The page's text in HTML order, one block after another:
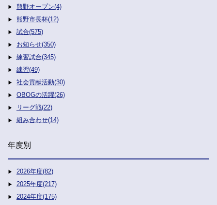
熊野オープン(4)
熊野市長杯(12)
試合(575)
お知らせ(350)
練習試合(345)
練習(49)
社会貢献活動(30)
OBOGの活躍(26)
リーグ戦(22)
組み合わせ(14)
年度別
2026年度(82)
2025年度(217)
2024年度(175)